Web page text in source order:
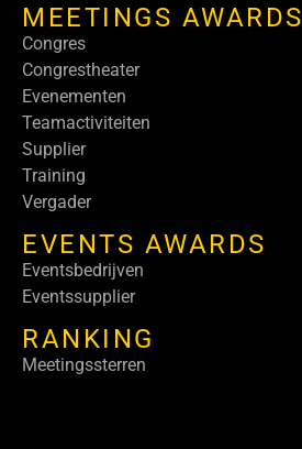
MEETINGS AWARDS
Congres
Congrestheater
Evenementen
Teamactiviteiten
Supplier
Training
Vergader
EVENTS AWARDS
Eventsbedrijven
Eventssupplier
RANKING
Meetingssterren